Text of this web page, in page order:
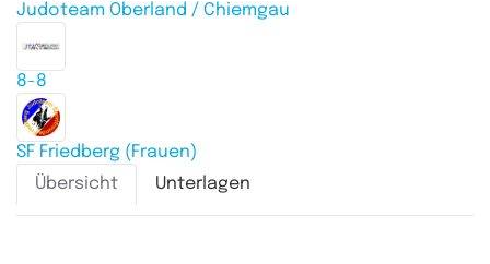
Judoteam Oberland / Chiemgau
8-8
SF Friedberg (Frauen)
Übersicht
Unterlagen